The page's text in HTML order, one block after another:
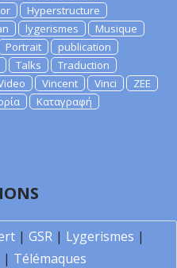
Hyperstructure
lygerismes
Musique
Portrait
publication
Talks
Traduction
Vincent Vinci
ZEE
Καταγραφή
| GSR| Lygerismes |
| Télémaques